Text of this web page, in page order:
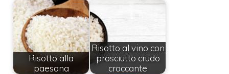
Risotto alla
paesana
Risotto al vino con
prosciutto crudo
croccante